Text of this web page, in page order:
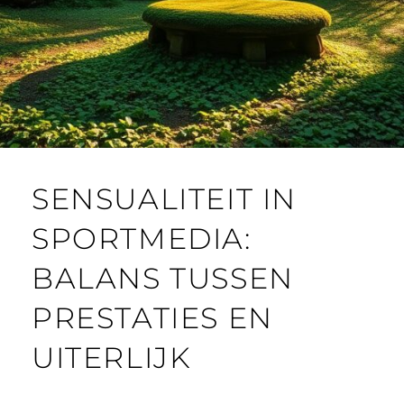
SENSUALITEIT IN
SPORTMEDIA:
BALANS TUSSEN
PRESTATIES EN
UITERLIJK